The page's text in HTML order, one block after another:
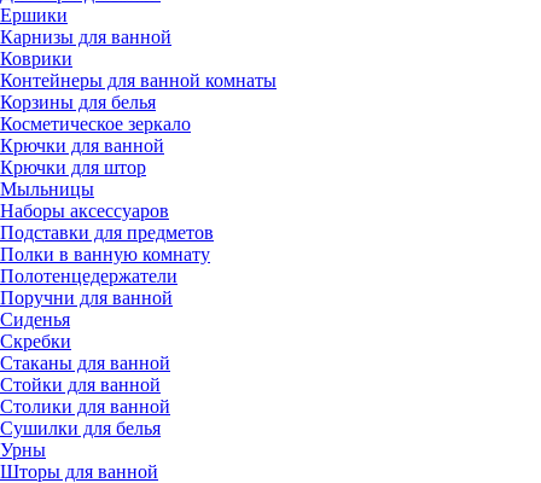
Ершики
Карнизы для ванной
Коврики
Контейнеры для ванной комнаты
Корзины для белья
Косметическое зеркало
Крючки для ванной
Крючки для штор
Мыльницы
Наборы аксессуаров
Подставки для предметов
Полки в ванную комнату
Полотенцедержатели
Поручни для ванной
Сиденья
Скребки
Стаканы для ванной
Стойки для ванной
Столики для ванной
Сушилки для белья
Урны
Шторы для ванной